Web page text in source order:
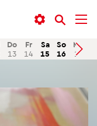
Suchen
Do
13
Fr
14
Sa
15
So
16
Mo
17